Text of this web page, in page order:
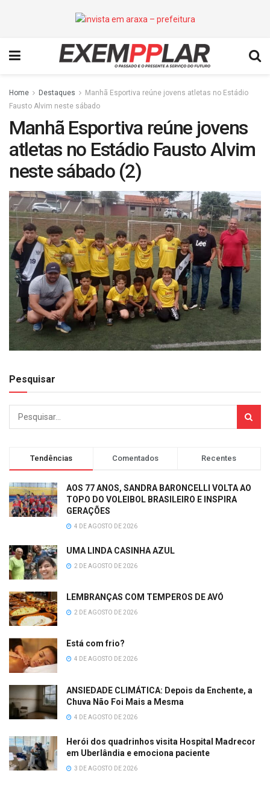
Home Destaques
Manhã Esportiva reúne jovens atletas no Estádio
Fausto Alvim neste sábado
Manhã Esportiva reúne jovens
atletas no Estádio Fausto Alvim
neste sábado (2)
Pesquisar
Tendências Comentados Recentes
AOS 77 ANOS, SANDRA BARONCELLI VOLTA AO
TOPO DO VOLEIBOL BRASILEIRO E INSPIRA
GERAÇÕES
4 DE AGOSTO DE 2026
UMA LINDA CASINHA AZUL
2 DE AGOSTO DE 2026
LEMBRANÇAS COM TEMPEROS DE AVÓ
2 DE AGOSTO DE 2026
Está com frio?
4 DE AGOSTO DE 2026
ANSIEDADE CLIMÁTICA: Depois da Enchente, a
Chuva Não Foi Mais a Mesma
4 DE AGOSTO DE 2026
Herói dos quadrinhos visita Hospital Madrecor
em Uberlândia e emociona paciente
3 DE AGOSTO DE 2026